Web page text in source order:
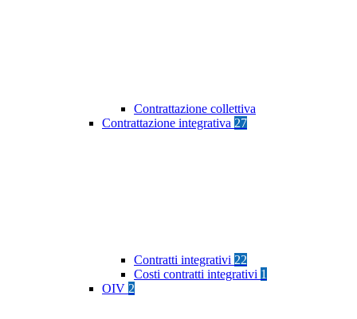
Contrattazione collettiva
Contrattazione integrativa 27
Contratti integrativi 22
Costi contratti integrativi 1
OIV 2